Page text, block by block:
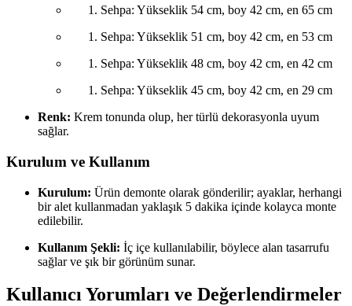
Sehpa: Yükseklik 54 cm, boy 42 cm, en 65 cm
Sehpa: Yükseklik 51 cm, boy 42 cm, en 53 cm
Sehpa: Yükseklik 48 cm, boy 42 cm, en 42 cm
Sehpa: Yükseklik 45 cm, boy 42 cm, en 29 cm
Renk: Krem tonunda olup, her türlü dekorasyonla uyum
sağlar.
Kurulum ve Kullanım
Kurulum: Ürün demonte olarak gönderilir; ayaklar, herhangi
bir alet kullanmadan yaklaşık 5 dakika içinde kolayca monte
edilebilir.
Kullanım Şekli: İç içe kullanılabilir, böylece alan tasarrufu
sağlar ve şık bir görünüm sunar.
Kullanıcı Yorumları ve Değerlendirmeler